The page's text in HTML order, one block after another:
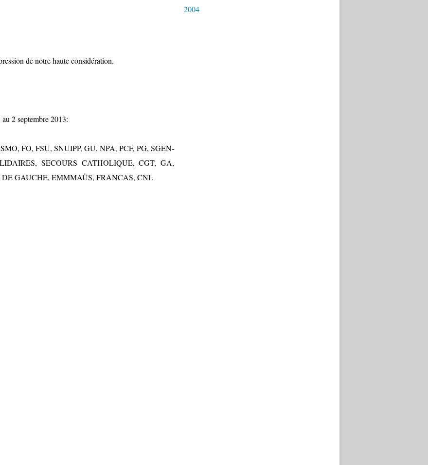
de notre haute considération.
2 septembre 2013:
FO, FSU, SNUIPP, GU, NPA, PCF, PG, SGEN-
SECOURS CATHOLIQUE, CGT, GA,
GAUCHE, EMMMAÜS, FRANCAS, CNL
2004